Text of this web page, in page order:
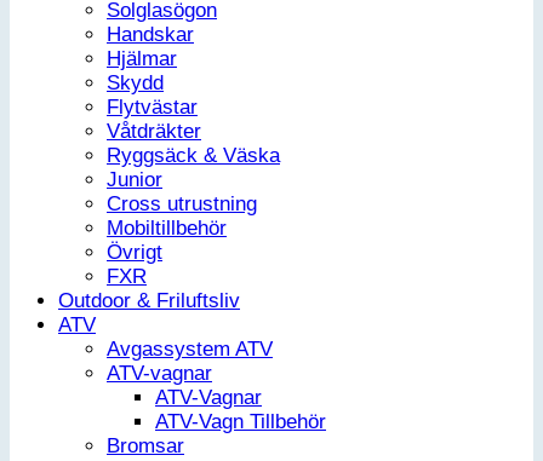
Solglasögon
Handskar
Hjälmar
Skydd
Flytvästar
Våtdräkter
Ryggsäck & Väska
Junior
Cross utrustning
Mobiltillbehör
Övrigt
FXR
Outdoor & Friluftsliv
ATV
Avgassystem ATV
ATV-vagnar
ATV-Vagnar
ATV-Vagn Tillbehör
Bromsar